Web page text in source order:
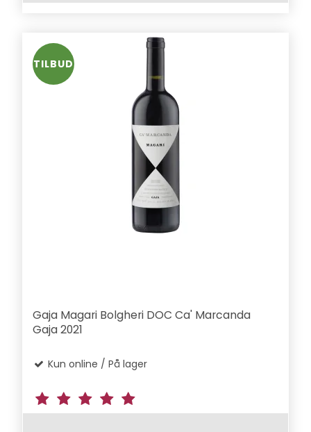
TILBUD
Gaja Magari Bolgheri DOC Ca' Marcanda
Gaja 2021
Kun online / På lager